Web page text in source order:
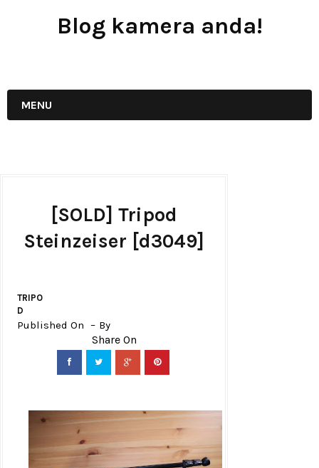
Blog kamera anda!
MENU
[SOLD] Tripod
Steinzeiser [d3049]
TRIPO
D
Published On By